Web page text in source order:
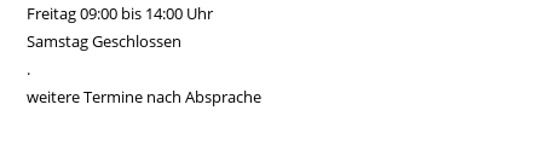
Freitag 09:00 bis 14:00 Uhr
Samstag Geschlossen
.
weitere Termine nach Absprache